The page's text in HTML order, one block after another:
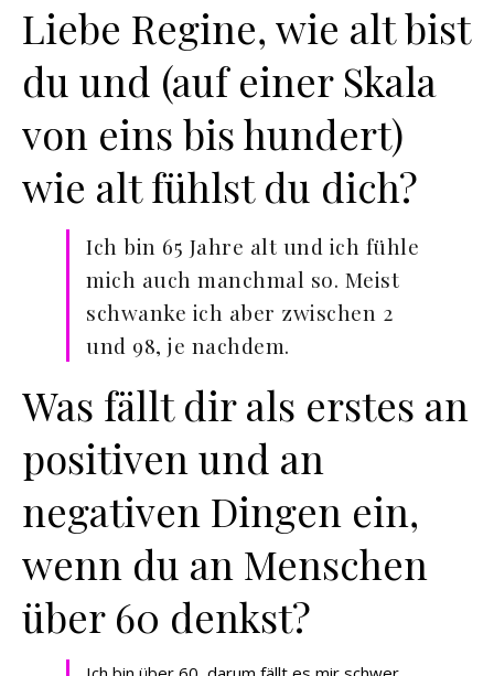
Liebe Regine, wie alt bist
du und (auf einer Skala
von eins bis hundert)
wie alt fühlst du dich?
Ich bin 65 Jahre alt und ich fühle
mich auch manchmal so. Meist
schwanke ich aber zwischen 2
und 98, je nachdem.
Was fällt dir als erstes an
positiven und an
negativen Dingen ein,
wenn du an Menschen
über 60 denkst?